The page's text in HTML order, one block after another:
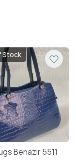
Stock
Benazir 5511